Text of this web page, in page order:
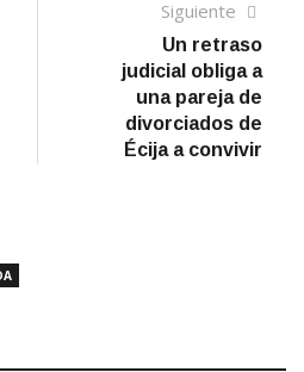
Siguiente
Un retraso
judicial obliga a
una pareja de
divorciados de
Écija a convivir
por robar en